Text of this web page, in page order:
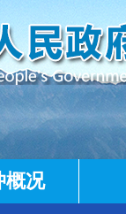
概况